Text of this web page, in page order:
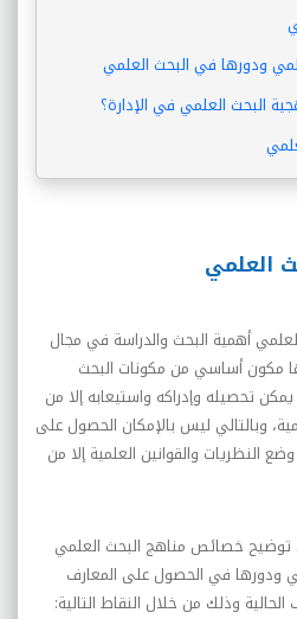
ودورها في البحث العلمي
البحث العلمي في الإدارة؟
العلمي
أهمية البحث والدراسة في مجال
مكون أساسي من مكونات البحث
تحصيله وإدراكه واستيعابه إلا من
وبالتالي ليس بالإمكان الحصول على
النظريات والقوانين العلمية إلا من
توضيح خصائص مناهج البحث العلمي
ودورها في الحصول على المعارف
وذلك من خلال النقاط التالية: